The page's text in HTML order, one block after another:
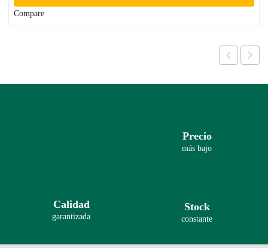
Compare
Precio
más bajo
Calidad
garantizada
Stock
constante